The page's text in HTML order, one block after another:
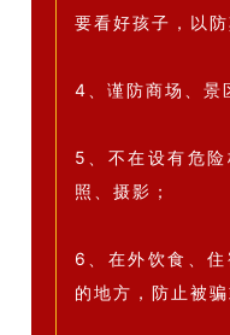
要看好孩子，以防
4、谨防商场、景
5、不在设有危
照、摄影；
6、在外饮食、
的地方，防止被